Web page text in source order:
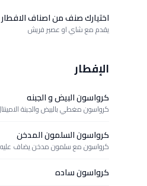
اختيارك صنف من اصناف الافطار
يقدم مع شاي او عصير فريش
الإفطار
كرواسون البيض و الجبنه
كرواسون مغطي بالبيض والجبنة
كرواسون السلمون المدخن
كرواسون مع سلمون مدخن يضاف عليه
كرواسون ساده